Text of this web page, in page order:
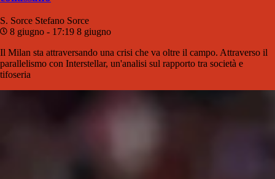
S. Sorce Stefano Sorce
8 giugno - 17:19 8 giugno
Il Milan sta attraversando una crisi che va oltre il campo. Attraverso il
parallelismo con Interstellar, un'analisi sul rapporto tra società e
tifoseria